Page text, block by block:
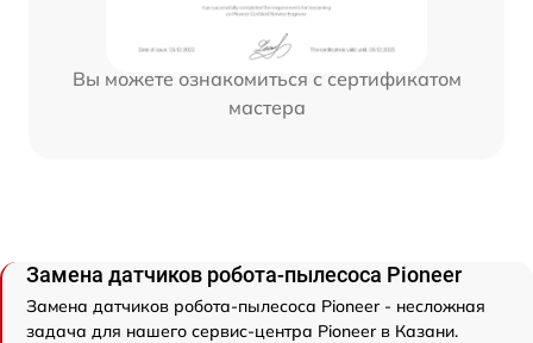
Вы можете ознакомиться с сертификатом
мастера
Замена датчиков робота-пылесоса Pioneer
Замена датчиков робота-пылесоса Pioneer - несложная
задача для нашего сервис-центра Pioneer в Казани.